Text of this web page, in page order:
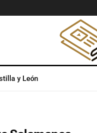
y León